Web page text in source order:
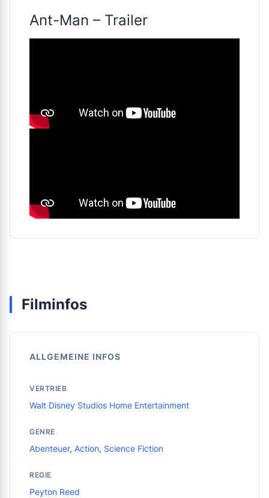
Ant-Man – Trailer
Filminfos
ALLGEMEINE INFOS
VERTRIEB
Walt Disney Studios Home Entertainment
GENRE
Abenteuer, Action, Science Fiction
REGIE
Peyton Reed